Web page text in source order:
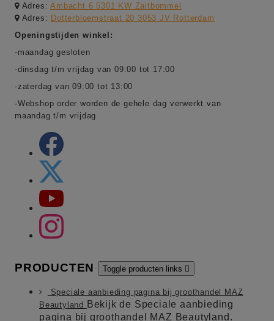
Adres:Ambacht 6 5301 KW Zaltbommel
Adres: Dotterbloemstraat 20 3053 JV Rotterdam
Openingstijden winkel:
-maandag gesloten
-dinsdag t/m vrijdag van 09:00 tot 17:00
-zaterdag van 09:00 tot 13:00
-Webshop order worden de gehele dag verwerkt van
maandag t/m vrijdag
PRODUCTEN Toggle producten links 
Speciale aanbieding pagina bij groothandel MAZ
Beautyland
Bekijk de Speciale aanbieding
pagina bij groothandel MAZ Beautyland.